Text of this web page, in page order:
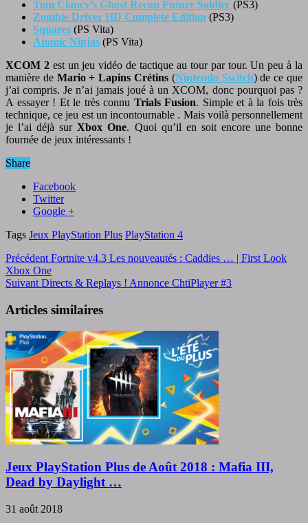
Tom Clancy’s Ghost Recon Future Soldier (PS3)
Zombie Driver HD Complete Edition (PS3)
Squares (PS Vita)
Atomic Ninjas (PS Vita)
XCOM 2est un jeu vidéo de tactique au tour par tour. Un peu à la
manière de Mario + Lapins Crétins (Nintendo Switch) de ce que
j’ai compris. Je n’ai jamais joué à un XCOM, donc pourquoi pas ?
A essayer ! Et le très connu Trials Fusion. Simple et à la fois très
technique, ce jeu est un incontournable . Mais voilà personnellement
je l’ai déjà surXbox One. Quoi qu’il en soit encore une bonne
fournée de jeux intéressants !
Share
Facebook
Twitter
Google +
Tags Jeux PlayStation Plus PlayStation 4
Précédent Fortnite v4.3 Les nouveautés : Caddies … | First Look
Xbox One
Suivant Directs & Replays ! Annonce ChtiPlayer #3
Articles similaires
Jeux PlayStation Plus de Août 2018 : Mafia III,
Dead by Daylight …
31 août 2018